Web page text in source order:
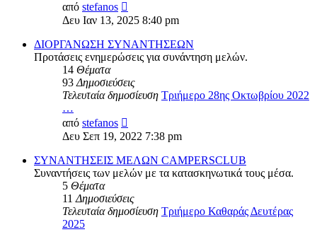
από stefanos
της
τελευταίας
δημοσίευσης
Δευ Ιαν 13, 2025 8:40 pm
ΔΙΟΡΓΑΝΩΣΗ ΣΥΝΑΝΤΗΣΕΩΝ
Προτάσεις ενημερώσεις για συνάντηση μελών.
14 Θέματα
93Δημοσιεύσεις
Τελευταία δημοσίευση Τριήμερο 28ης Οκτωβρίου 2022
…
από stefanos
της
τελευταίας
δημοσίευσης
Δευ Σεπ 19, 2022 7:38 pm
ΣΥΝΑΝΤΗΣΕΙΣ ΜΕΛΩΝ CAMPERSCLUB
Συναντήσεις των μελών με τα κατασκηνωτικά τους μέσα.
5 Θέματα
11Δημοσιεύσεις
Τελευταία δημοσίευση Τριήμερο Καθαράς Δευτέρας
2025